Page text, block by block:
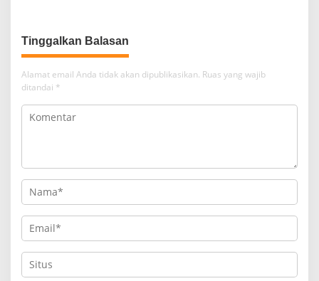
Tinggalkan Balasan
Alamat email Anda tidak akan dipublikasikan. Ruas yang wajib
ditandai *